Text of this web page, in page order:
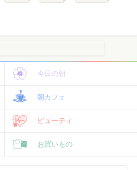
今日の朝
朝カフェ
ビューティ
お買いもの